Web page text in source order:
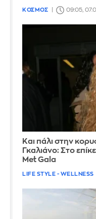
ΚΟΣΜΟΣ 09:05,
Και πάλι στην
Γκαλιάνο: Στο
Met Gala
LIFE STYLE - WELLNESS